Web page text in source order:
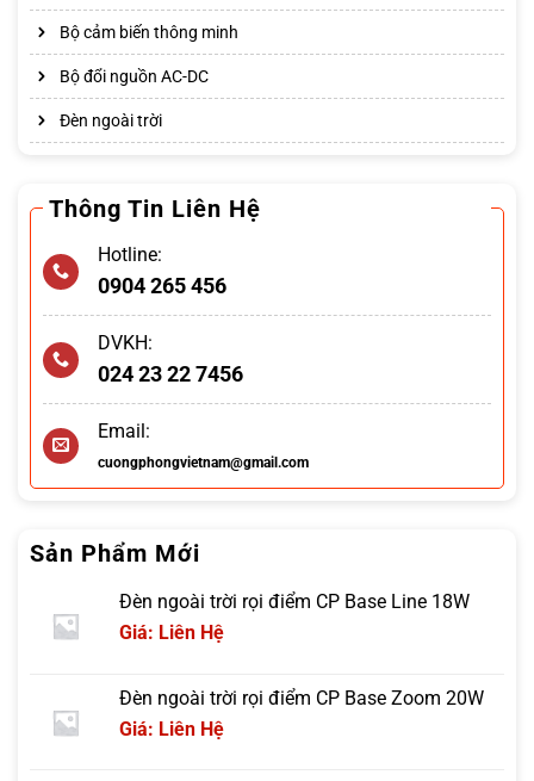
Bộ cảm biến thông minh
Bộ đổi nguồn AC-DC
Đèn ngoài trời
Thông Tin Liên Hệ
Hotline:
0904 265 456
DVKH:
024 23 22 7456
Email:
cuongphongvietnam@gmail.com
Sản Phẩm Mới
Đèn ngoài trời rọi điểm CP Base Line 18W
Giá: Liên Hệ
Đèn ngoài trời rọi điểm CP Base Zoom 20W
Giá: Liên Hệ